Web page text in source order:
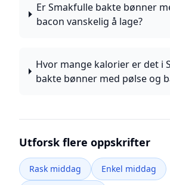
Er Smakfulle bakte bønner
bacon vanskelig å lage?
Hvor mange kalorier er det i
bakte bønner med pølse og
Utforsk flere oppskrifter
Rask middag
Enkel middag